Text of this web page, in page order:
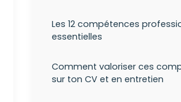
Les 12 compétences
essentielles
Comment valoriser ces
sur ton CV et en entretien